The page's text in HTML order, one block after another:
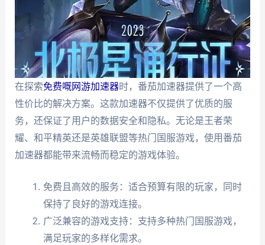
在探索免费嘅网游加速器时，番茄加速器提供了一个高
性价比的解决方案。这款加速器不仅提供了优质的服
务，还保证了用户的数据安全和隐私。无论是王者荣
耀、和平精英还是英雄联盟等热门国服游戏，使用番茄
加速器都能带来流畅而稳定的游戏体验。
免费且高效的服务：适合预算有限的玩家，同时
保持了良好的游戏连接。
广泛兼容的游戏支持：支持多种热门国服游戏，
满足玩家的多样化需求。